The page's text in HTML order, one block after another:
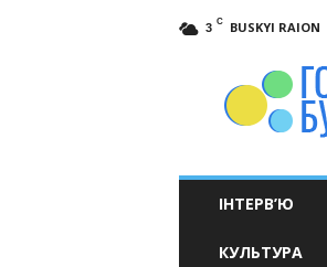
3 C BUSKYI RAION
ІНТЕРВ’Ю
КУЛЬТУРА